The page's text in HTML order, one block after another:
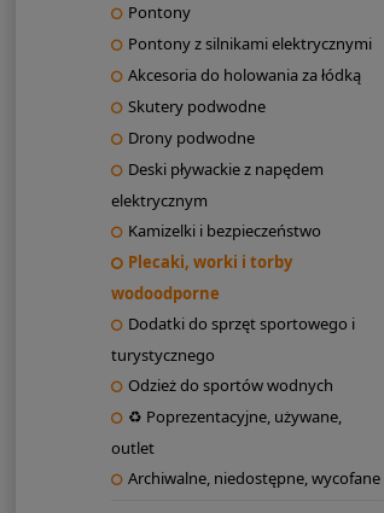
Pontony
Pontony z silnikami elektrycznymi
Akcesoria do holowania za łódką
Skutery podwodne
Drony podwodne
Deski pływackie z napędem
elektrycznym
Kamizelki i bezpieczeństwo
Plecaki, worki i torby
wodoodporne
Dodatki do sprzęt sportowego i
turystycznego
Odzież do sportów wodnych
♻ Poprezentacyjne, używane,
outlet
Archiwalne, niedostępne, wycofane